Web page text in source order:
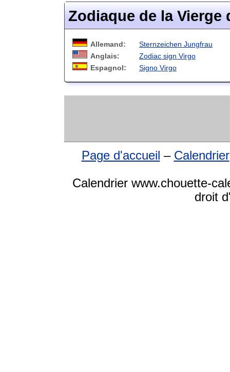
Zodiaque de la
Allemand:
Sternzeichen Jungfrau
Anglais:
Zodiac sign Virgo
Espagnol:
Signo Virgo
Page d'accueil – Calendrier
Calendrier www.chouette-
droit